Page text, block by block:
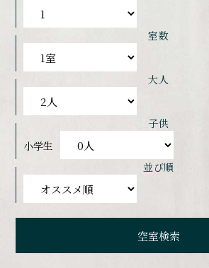
室数
大人
子供
小学生
並び順